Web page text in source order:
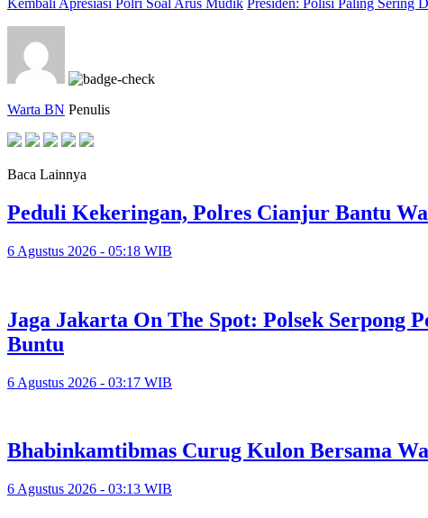
Warta BN Penulis
Baca Lainnya
Peduli Kekeringan, Polres Cianjur Bantu
6 Agustus 2026 - 05:18 WIB
Jaga Jakarta On The Spot: Polsek Serpong
Buntu
6 Agustus 2026 - 03:17 WIB
Bhabinkamtibmas Curug Kulon Bersama
6 Agustus 2026 - 03:13 WIB